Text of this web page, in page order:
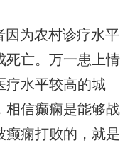
因为农村诊疗水平
死亡。万一患上情
疗水平较高的城
相信癫痫是能够战
癫痫打败的，就是